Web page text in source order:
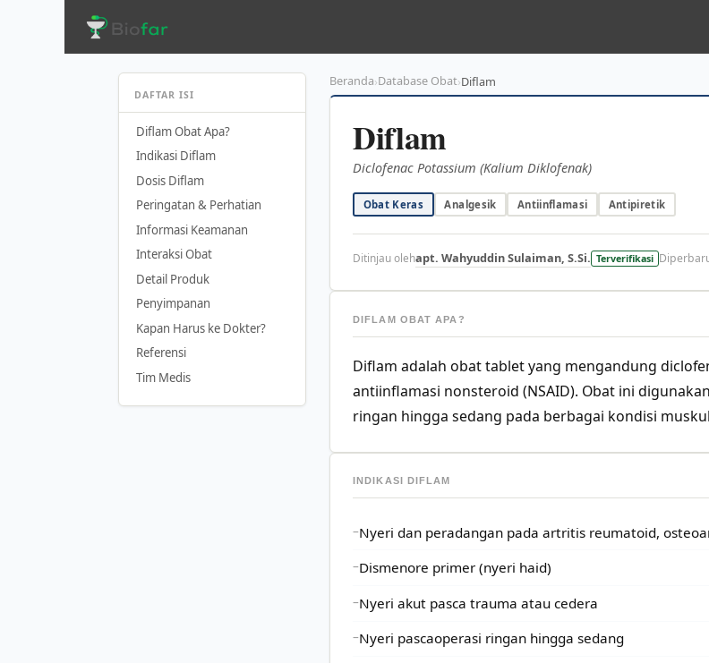
DAFTAR ISI
Diflam Obat Apa?
Indikasi Diflam
Dosis Diflam
Peringatan & Perhatian
Informasi Keamanan
Interaksi Obat
Detail Produk
Penyimpanan
Kapan Harus ke Dokter?
Referensi
Tim Medis
Beranda›Database Obat›Diflam
Diflam
Diclofenac Potassium (Kalium Diklofenak)
Obat Keras Analgesik Antiinflamasi Antipiretik
Ditinjau olehapt. Wahyuddin Sulaiman, S.Si. Terverifikasi
DIFLAM OBAT APA?
Diflam adalah obat tablet yang mengandung
antiinflamasi nonsteroid (NSAID). Obat ini
ringan hingga sedang pada berbagai kondisi
INDIKASI DIFLAM
Nyeri dan peradangan pada artritis reumatoid,
Dismenore primer (nyeri haid)
Nyeri akut pasca trauma atau cedera
Nyeri pascaoperasi ringan hingga sedang